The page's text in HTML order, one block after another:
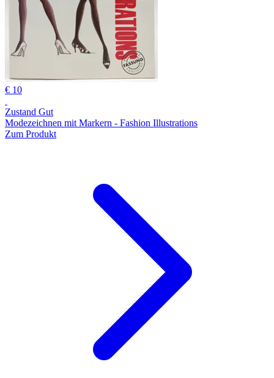
€ 10
Zustand Gut
Modezeichnen mit Markern - Fashion Illustrations
Zum Produkt